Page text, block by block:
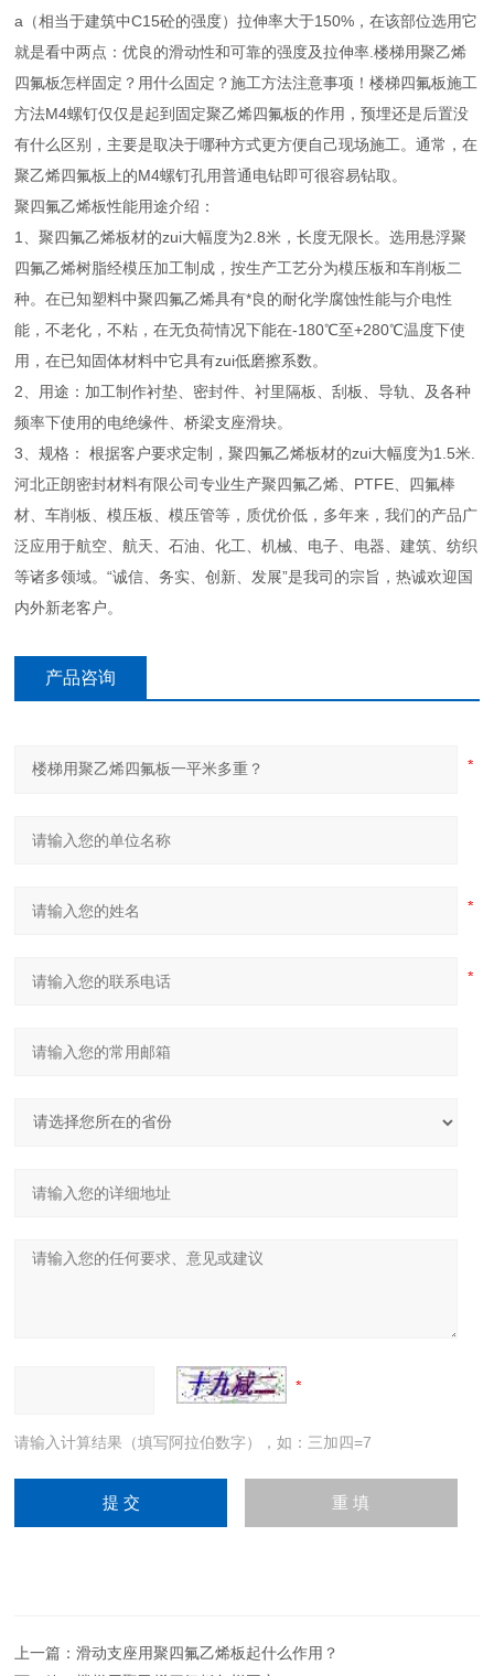
a（相当于建筑中C15砼的强度）拉伸率大于150%，在该部位选用它
就是看中两点：优良的滑动性和可靠的强度及拉伸率.楼梯用聚乙烯
四氟板怎样固定？用什么固定？施工方法注意事项！楼梯四氟板施工
方法M4螺钉仅仅是起到固定聚乙烯四氟板的作用，预埋还是后置没
有什么区别，主要是取决于哪种方式更方便自己现场施工。通常，在
聚乙烯四氟板上的M4螺钉孔用普通电钻即可很容易钻取。
聚四氟乙烯板性能用途介绍：
1、聚四氟乙烯板材的zui大幅度为2.8米，长度无限长。选用悬浮聚
四氟乙烯树脂经模压加工制成，按生产工艺分为模压板和车削板二
种。在已知塑料中聚四氟乙烯具有*良的耐化学腐蚀性能与介电性
能，不老化，不粘，在无负荷情况下能在-180℃至+280℃温度下使
用，在已知固体材料中它具有zui低磨擦系数。
2、用途：加工制作衬垫、密封件、衬里隔板、刮板、导轨、及各种
频率下使用的电绝缘件、桥梁支座滑块。
3、规格： 根据客户要求定制，聚四氟乙烯板材的zui大幅度为1.5米.
河北正朗密封材料有限公司专业生产聚四氟乙烯、PTFE、四氟棒
材、车削板、模压板、模压管等，质优价低，多年来，我们的产品广
泛应用于航空、航天、石油、化工、机械、电子、电器、建筑、纺织
等诸多领域。“诚信、务实、创新、发展”是我司的宗旨，热诚欢迎国
内外新老客户。
产品咨询
请输入计算结果（填写阿拉伯数字），如：三加四=7
上一篇：滑动支座用聚四氟乙烯板起什么作用？